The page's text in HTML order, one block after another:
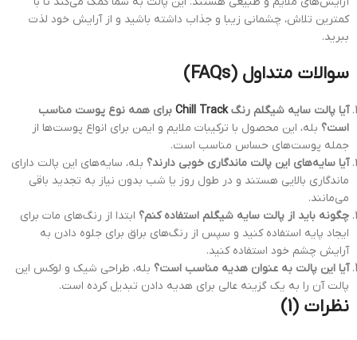
کمترین تلاش، چشمانی زیبا و جذاب داشته باشید و از آرایش خود لذت
ببرید.
سوالات متداول (FAQs)
آیا پالت سایه شیگلم رنگChill Track برای همه نوع پوست مناسب
است؟ بله، این محصول با ترکیبات ملایم و ایمن برای انواع پوست‌ها از
جمله پوست‌های حساس مناسب است.
آیا سایه‌های این پالت ماندگاری خوبی دارند؟ بله، سایه‌های این پالت دارای
ماندگاری بالایی هستند و در طول روز یا شب بدون نیاز به تجدید باقی
می‌مانند.
چگونه باید از پالت سایه شیگلم استفاده کنم؟ ابتدا از رنگ‌های مات برای
ایجاد پایه استفاده کنید و سپس از رنگ‌های براق برای جلوه دادن به
آرایش چشم خود استفاده کنید.
آیا این پالت به عنوان هدیه مناسب است؟ بله، طراحی شیک و لوکس این
پالت آن را به یک گزینه عالی برای هدیه دادن تبدیل کرده است.
نظرات (1)